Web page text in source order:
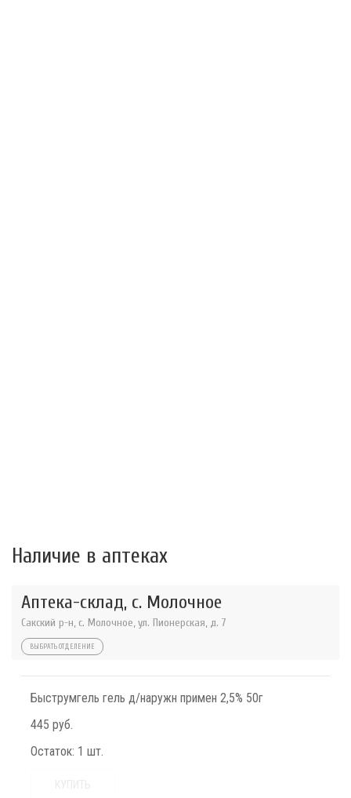
Наличие в аптеках
Аптека-склад, с. Молочное
Сакский р-н, с. Молочное, ул. Пионерская, д. 7
ВЫБРАТЬ ОТДЕЛЕНИЕ
Быструмгель гель д/наружн примен 2,5% 50г
445 руб.
Остаток: 1 шт.